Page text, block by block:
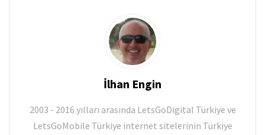
İlhan Engin
2003 - 2016 yılları arasında LetsGoDigital Türkiye ve
LetsGoMobile Türkiye internet sitelerinin Türkiye